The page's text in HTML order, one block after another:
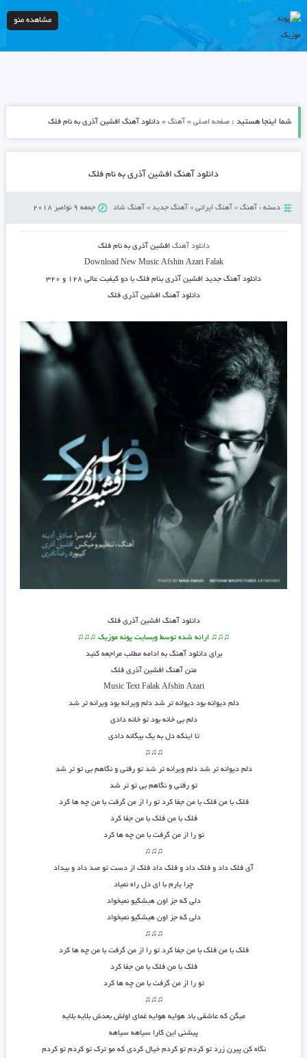
مشاهده منو
شما اینجا هستید : صفحه اصلی» آهنگ» دانلود آهنگ افشین آذری به نام فلک
دانلود آهنگ افشین آذری به نام فلک
دسته : آهنگ» آهنگ ایرانی» آهنگ جدید» آهنگ شاد جمعه 9 نوامبر 2018
دانلود آهنگ افشین آذری به نام فلک
Download New Music Afshin Azari Falak
دانلود آهنگ جدیدافشین آذری بنام فلکبا دو کیفیت عالی ۱۲۸ و ۳۲۰
دانلود آهنگافشین آذری فلک
دانلود آهنگ افشین آذری فلک
♫♫♫ ارائه شده توسط وبسایت پونه موزیک ♫♫♫
برای دانلود آهنگ به ادامه مطلب مراجعه کنید
متن آهنگافشین آذری فلک
Music Text Falak Afshin Azari
دلم دیوانه بود دیوانه تر شد دلم ویرانه بود ویرانه تر شد
دلم بی خانه بود تو خانه دادی
تا اینکه دل به یک بیگانه دادی
♫♫♫
دلم دیوانه تر شد دلم ویرانه تر شد تو رفتی و نگاهم بی تو تر شد
تو رفتی و نگاهم بی تو تر شد
فلک با من فلک با من جفا کرد تو را از من گرفت با من چه ها کرد
فلک با من فلک با من جفا کرد
تو را از من گرفت با من چه ها کرد
♫♫♫
آی فلک داد و فلک داد و فلک داد فلک از دست تو صد داد و بیداد
چرا یارم با ای دل راه نمیاد
دلی که جز اون هیشکیو نمیخواد
دلی که جز اون هیشکیو نمیخواد
♫♫♫
فلک با من فلک با من جفا کرد تو را از من گرفت با من چه ها کرد
فلک با من فلک با من جفا کرد
تو را از من گرفت با من چه ها کرد
♫♫♫
میگن که عاشقی باد هوایه هوایه غمای اولش بعدش بلایه بلایه
پیشنی این کارا سیاهه سیاهه
نگاه کن پیرن زرد تو کردم تو کردم خیال کردی که مو ترک تو کردم تو کردم